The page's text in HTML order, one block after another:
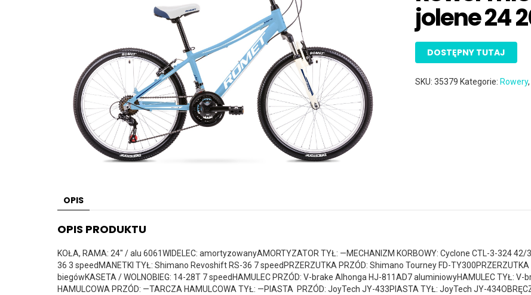
jolene 24
DOSTĘPNY TUTAJ
SKU:35379 Kategorie: Rowery,
OPIS
OPIS PRODUKTU
KOŁA, RAMA: 24″ / alu 6061WIDELEC: amortyzowanyAMORTYZATOR TYŁ: —MECHANIZM KORBOWY: Cyclone CTL-3-324
36 3 speedMANETKI TYŁ: Shimano Revoshift RS-36 7 speedPRZERZUTKA PRZÓD: Shimano Tourney FD-
biegówKASETA / WOLNOBIEG: 14-28T 7 speedHAMULEC PRZÓD: V-brake Alhonga HJ-811AD7 aluminiowyHAMULEC TYŁ:
HAMULCOWA PRZÓD: —TARCZA HAMULCOWA TYŁ: —PIASTA PRZÓD: JoyTech JY-433PIASTA TYŁ: JoyTech JY-